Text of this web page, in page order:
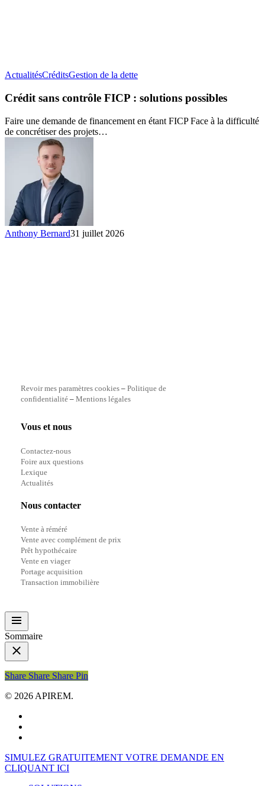
ActualitésCréditsGestion de la detteCrédit
contrôle
solutions
possibles
Crédit sans contrôle FICP : solutions possibles
Faire une demande de financement en étant FICP Face à la difficulté
de concrétiser des projets…
Anthony Bernard31 juillet 2026
Revoir mes paramètres cookies– Politique de
confidentialité – Mentions légales
Vous et nous
Contactez-nous
Foire aux questions
Lexique
Actualités
Nous contacter
Vente à réméré
Vente avec complément de prix
Prêt hypothécaire
Vente en viager
Portage acquisition
Transaction immobilière
Sommaire
Share
Share Share Share Pin
© 2026 APIREM.
Close
Menu
SIMULEZ GRATUITEMENT VOTRE DEMANDE EN
CLIQUANT ICI